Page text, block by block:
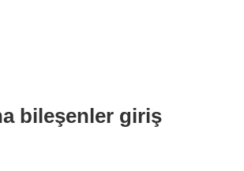
bileşenler giriş